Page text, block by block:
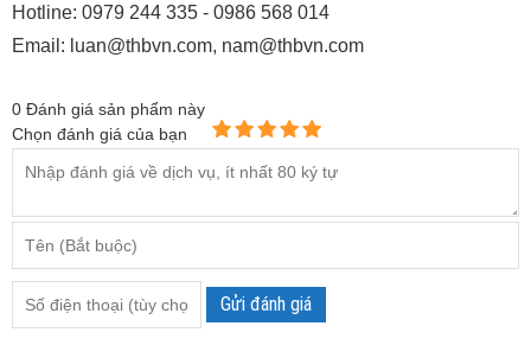
Hotline: 0979 244 335 - 0986 568 014
Email: luan@thbvn.com, nam@thbvn.com
0 Đánh giá sản phẩm này
Chọn đánh giá của bạn
Gửi đánh giá